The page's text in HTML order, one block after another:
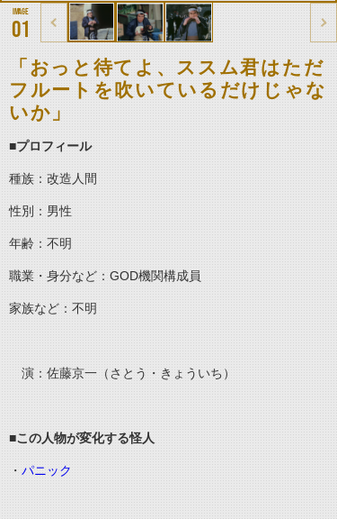
01
「おっと待てよ、ススム君はただ
フルートを吹いているだけじゃな
いか」
■プロフィール
種族：改造人間
性別：男性
年齢：不明
職業・身分など：GOD機関構成員
家族など：不明
演：佐藤京一（さとう・きょういち）
■この人物が変化する怪人
・ パニック